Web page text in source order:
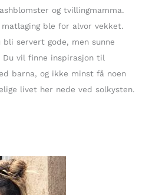
og tvillingmamma.
ble for alvor vekket.
bli servert gode, men sunne
vil finne inspirasjon til
barna, og ikke minst få noen
livet her nede ved solkysten.